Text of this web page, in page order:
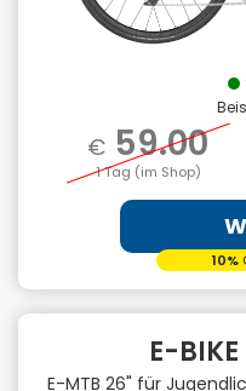
€ 59.00
1 Tag (im Shop)
10%
E-
E-MTB 26" für